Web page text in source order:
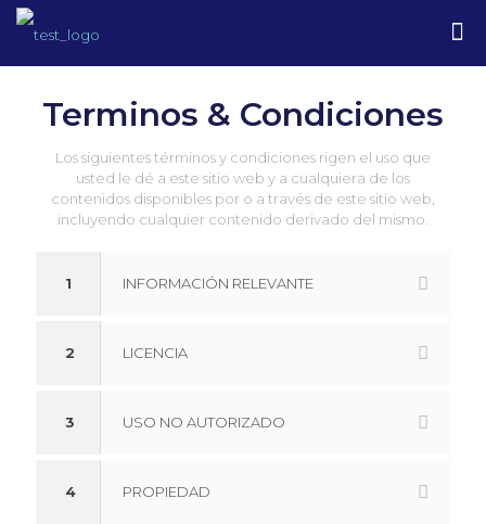
Terminos & Condiciones
Los siguientes términos y condiciones rigen el uso que
usted le dé a este sitio web y a cualquiera de los
contenidos disponibles por o a través de este sitio web,
incluyendo cualquier contenido derivado del mismo.
1 INFORMACIÓN RELEVANTE
2 LICENCIA
3 USO NO AUTORIZADO
4 PROPIEDAD